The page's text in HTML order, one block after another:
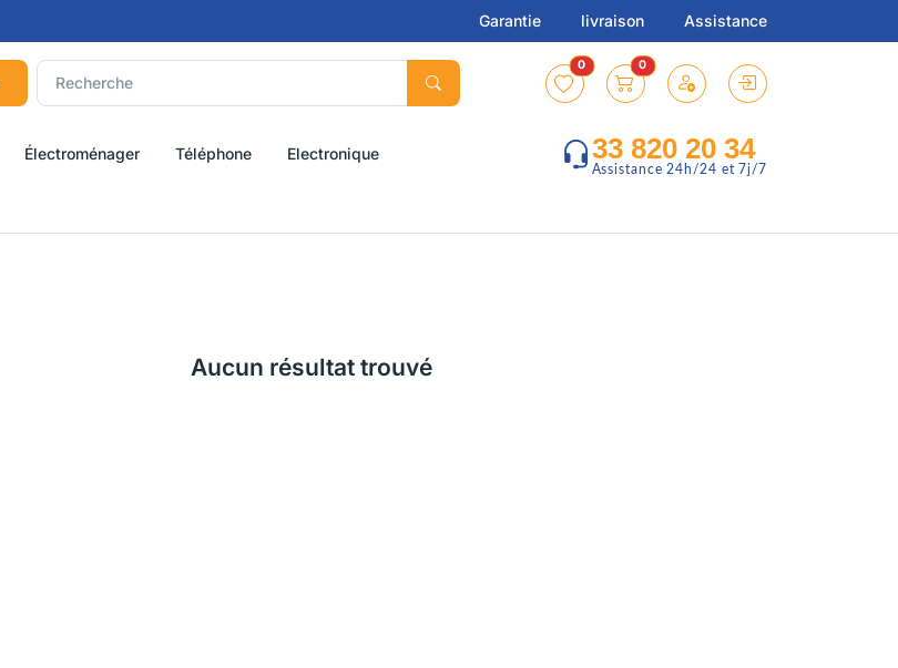
Garantie livraison Assistance
0 0
Électroménager Téléphone Electronique 33 820 20 34
Assistance 24h/24 et 7j/7
Aucun résultat trouvé